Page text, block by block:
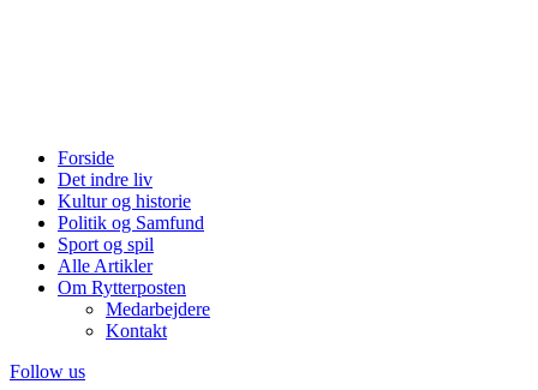
Forside
Det indre liv
Kultur og historie
Politik og Samfund
Sport og spil
Alle Artikler
Om Rytterposten
Medarbejdere
Kontakt
Follow us